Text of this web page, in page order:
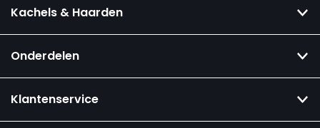
Kachels & Haarden
Onderdelen
Klantenservice